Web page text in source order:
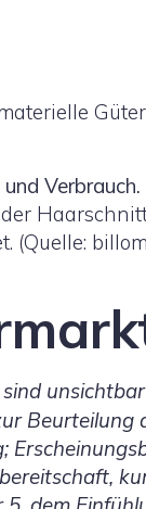
Verbrauch.
(Quelle:
Beurteilung